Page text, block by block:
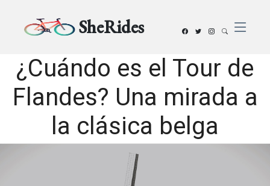
SheRides
¿Cuándo es el Tour de
Flandes? Una mirada a
la clásica belga